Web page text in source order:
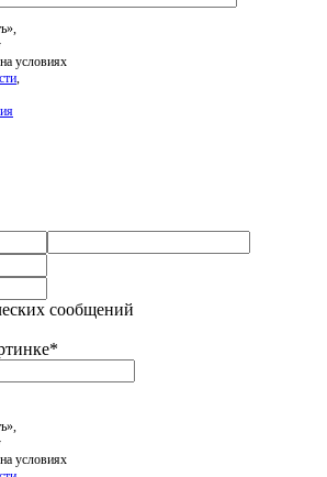
условиях
,
сообщений
*
условиях